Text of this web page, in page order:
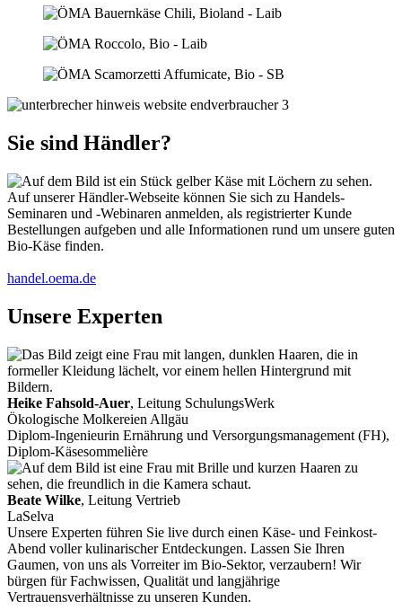
Sie sind Händler?
Auf unserer Händler-Webseite können Sie sich zu Handels-
Seminaren und -Webinaren anmelden, als registrierter Kunde
Bestellungen aufgeben und alle Informationen rund um unsere guten
Bio-Käse finden.
handel.oema.de
Unsere Experten
Heike Fahsold-Auer, Leitung SchulungsWerk
Ökologische Molkereien Allgäu
Diplom-Ingenieurin Ernährung und Versorgungsmanagement (FH),
Diplom-Käsesommelière
Beate Wilke, Leitung Vertrieb
LaSelva
Unsere Experten führen Sie live durch einen Käse- und Feinkost-
Abend voller kulinarischer Entdeckungen. Lassen Sie Ihren
Gaumen, von uns als Vorreiter im Bio-Sektor, verzaubern! Wir
bürgen für Fachwissen, Qualität und langjährige
Vertrauensverhältnisse zu unseren Kunden.